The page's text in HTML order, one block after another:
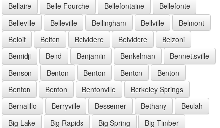
Bellaire
Belle Fourche Bellefontaine
Bellefonte
Belleville
Belleville Bellingham Bellville
Belmont
Beloit
Belton Belvidere Belvidere
Belzoni
Bemidji
Bend Benjamin Benkelman
Bennettsville
Benson
Benton Benton Benton
Benton
Benton
Benton Bentonville
Berkeley Springs
Bernalillo
Berryville Bessemer Bethany
Beulah
Big Lake
Big Rapids Big Spring
Big Timber